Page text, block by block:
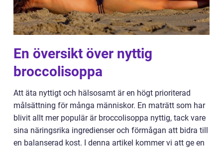
En översikt över nyttig
broccolisoppa
Att äta nyttigt och hälsosamt är en högt prioriterad
målsättning för många människor. En maträtt som har
blivit allt mer populär är broccolisoppa nyttig, tack vare
sina näringsrika ingredienser och förmågan att bidra till
en balanserad kost. I denna artikel kommer vi att ge en